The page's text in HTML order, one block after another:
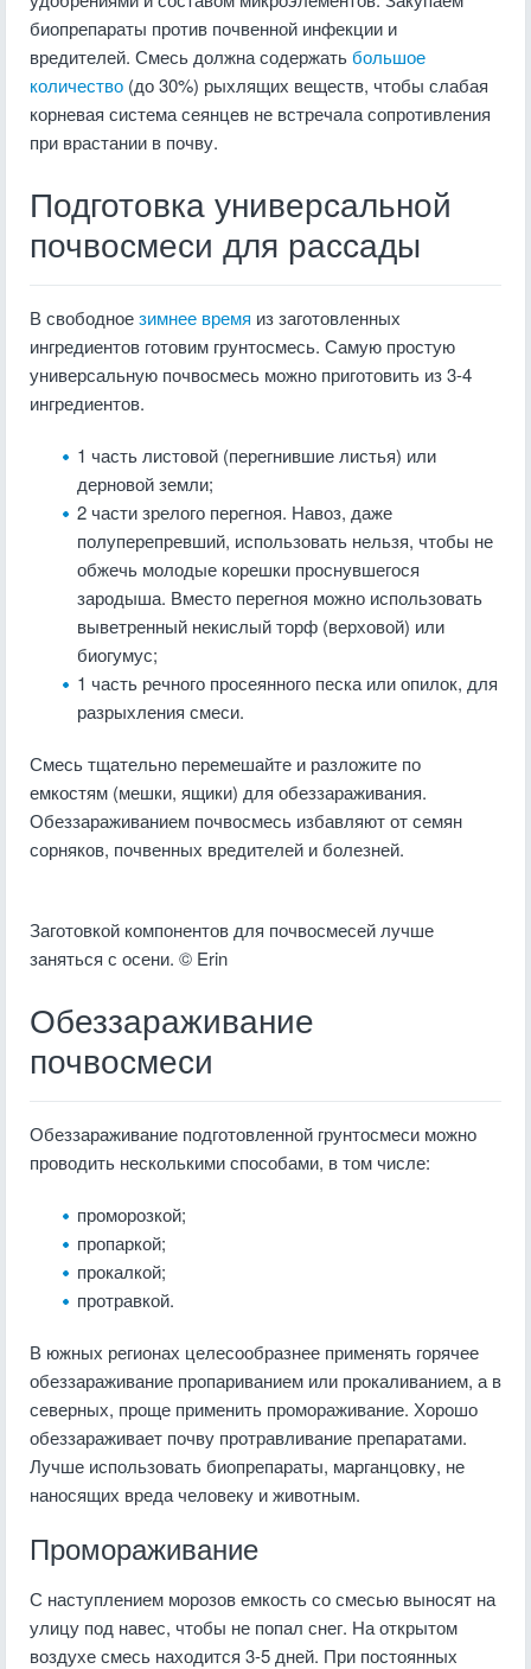
биопрепараты против почвенной инфекции и
вредителей. Смесь должна содержатьбольшое
количество (до 30%) рыхлящих веществ, чтобы слабая
корневая система сеянцев не встречала сопротивления
при врастании в почву.
Подготовка универсальной
почвосмеси для рассады
В свободноезимнее время из заготовленных
ингредиентов готовим грунтосмесь. Самую простую
универсальную почвосмесь можно приготовить из 3-4
ингредиентов.
1 часть листовой (перегнившие листья) или
дерновой земли;
2 части зрелого перегноя. Навоз, даже
полуперепревший, использовать нельзя, чтобы не
обжечь молодые корешки проснувшегося
зародыша. Вместо перегноя можно использовать
выветренный некислый торф (верховой) или
биогумус;
1 часть речного просеянного песка или опилок, для
разрыхления смеси.
Смесь тщательно перемешайте и разложите по
емкостям (мешки, ящики) для обеззараживания.
Обеззараживанием почвосмесь избавляют от семян
сорняков, почвенных вредителей и болезней.
Заготовкой компонентов для почвосмесей лучше
заняться с осени. © Erin
Обеззараживание
почвосмеси
Обеззараживание подготовленной грунтосмеси можно
проводить несколькими способами, в том числе:
проморозкой;
пропаркой;
прокалкой;
протравкой.
В южных регионах целесообразнее применять горячее
обеззараживание пропариванием или прокаливанием, а в
северных, проще применить промораживание. Хорошо
обеззараживает почву протравливание препаратами.
Лучше использовать биопрепараты, марганцовку, не
наносящих вреда человеку и животным.
Промораживание
С наступлением морозов емкость со смесью выносят на
улицу под навес, чтобы не попал снег. На открытом
воздухе смесь находится 3-5 дней. При постоянных